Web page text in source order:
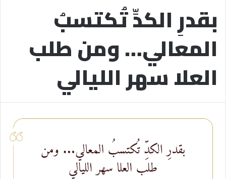
بقدرِ الكدِّ تُكتسبُ
المعالي… ومن طلب
العلا سهر الليالي